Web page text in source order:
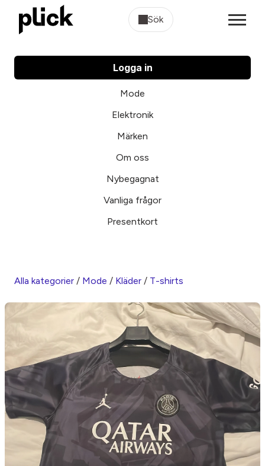
Sök
Logga in
Mode
Elektronik
Märken
Om oss
Nybegagnat
Vanliga frågor
Presentkort
Alla kategorier / Mode / Kläder / T-shirts